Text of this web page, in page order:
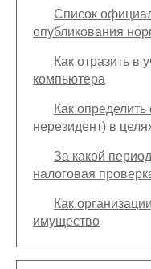
Список
опубликования
Как отразить в
компьютера
Как определить
нерезидент) в
За какой
налоговая
Как
имущество